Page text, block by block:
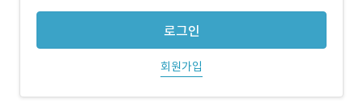
로그인
회원가입